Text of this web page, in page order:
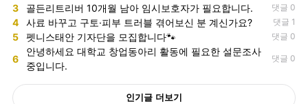
3 골든리트리버 10개월 남아 임시보호자가 필요합니다. 댓글 0
4 사료 바꾸고 구토·피부 트러블 겪어보신 분 계신가요? 댓글 1
5 펫니스태안 기자단을 모집합니다🐾 댓글 0
6
안녕하세요 대학교 창업동아리 활동에 필요한 설문조사
중입니다.
댓글 0
인기글 더보기